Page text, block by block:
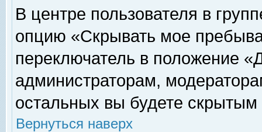
В центре пользователя в
опцию «Скрывать мое
переключатель в положение
администраторам,
остальных вы будете скрытым
Вернуться наверх